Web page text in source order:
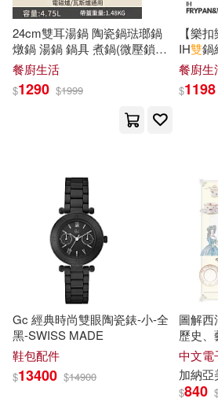
戴淑鳳，陶紅亮（主編）(1)
操太聖（主編）(1)
故宮博物院 編(1)
方勇(1) 方明（主編）(1)
於洋（主編）(1)
於洋，王瑩（主編）(1)
朱凌雲(1) 朱維錚(1)
中國建築工業出版社(1)
中國書籍出版社(1)
中國社會科學出版社(1)
中國科學技術出版社(1)
中國經濟出版社(1)
中國醫藥科技出版社(1)
24cm雙耳湯鍋 陶瓷鍋琺瑯鍋
燉鍋 湯鍋 鍋具 煮鍋(微壓鎖水
聚熱保溫 不挑爐竈) 24cm黃色
餐廚生活
$1290 $1999
【樂
IH雙鍋
餐廚生
$1198
Gc 經典時尚雙眼陶瓷錶-小-全
黑-SWISS MADE
鞋包配件
$13400 $14900
圖解西
歷史、
牌到應
瓷藝愛
中文電
加納
$840